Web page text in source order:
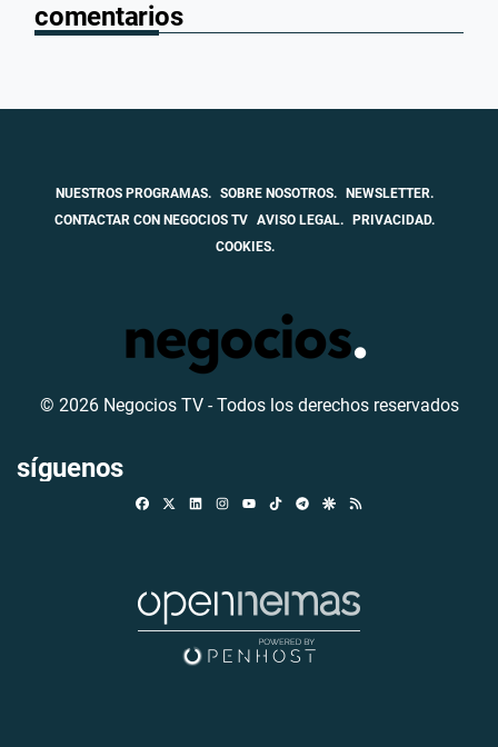
comentarios
NUESTROS PROGRAMAS. SOBRE NOSOTROS.
NEWSLETTER.
CONTACTAR CON NEGOCIOS TV AVISO LEGAL.
PRIVACIDAD.
COOKIES.
© 2026 Negocios TV - Todos los derechos reservados
síguenos
FacebookLinkedinInstagramTikTokTelegramGoogle Discover